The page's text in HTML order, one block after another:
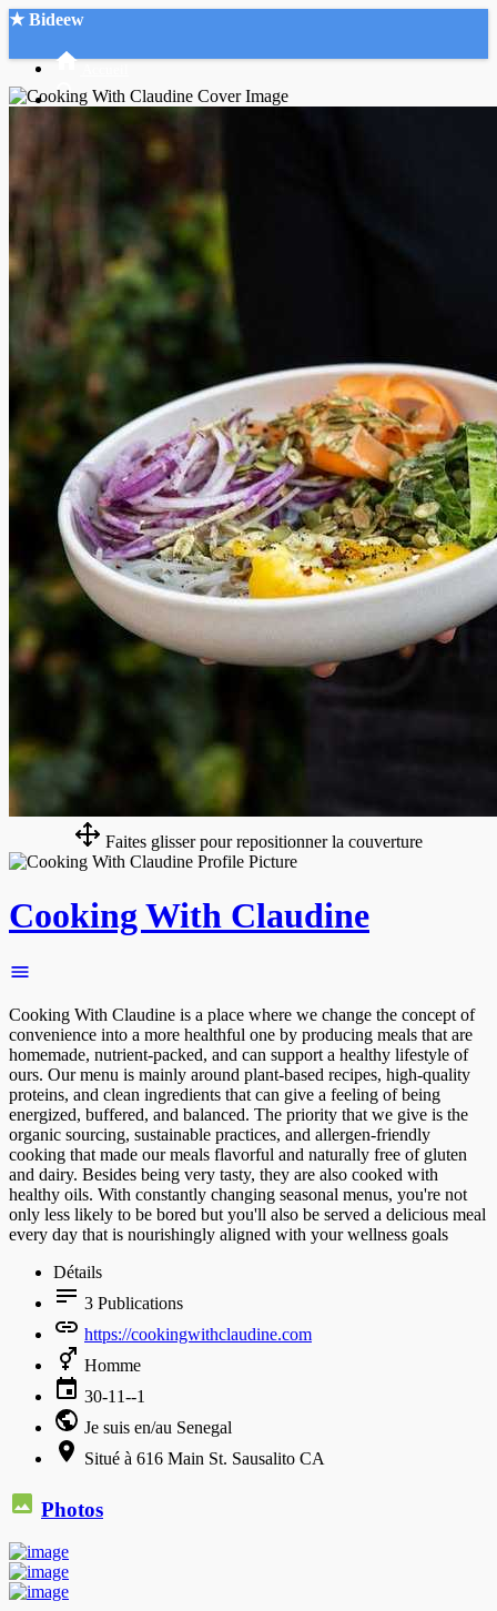
★ Bideew
Recherche Avancée
Mon compte
Connexion
Créer un compte
Mode nuit
Faites glisser pour repositionner la couverture
Cooking With Claudine
Cooking With Claudine is a place where we change the concept of
convenience into a more healthful one by producing meals that are
homemade, nutrient-packed, and can support a healthy lifestyle of
ours. Our menu is mainly around plant-based recipes, high-quality
proteins, and clean ingredients that can give a feeling of being
energized, buffered, and balanced. The priority that we give is the
organic sourcing, sustainable practices, and allergen-friendly
cooking that made our meals flavorful and naturally free of gluten
and dairy. Besides being very tasty, they are also cooked with
healthy oils. With constantly changing seasonal menus, you're not
only less likely to be bored but you'll also be served a delicious meal
every day that is nourishingly aligned with your wellness goals
Détails
3 Publications
https://cookingwithclaudine.com
Homme
30-11--1
Je suis en/au Senegal
Situé à 616 Main St. Sausalito CA
Photos